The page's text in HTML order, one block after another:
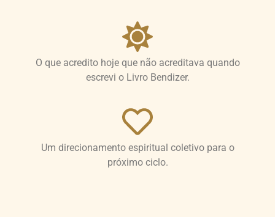
O que acredito hoje que não acreditava quando
escrevi o Livro Bendizer.
Um direcionamento espiritual coletivo para o
próximo ciclo.